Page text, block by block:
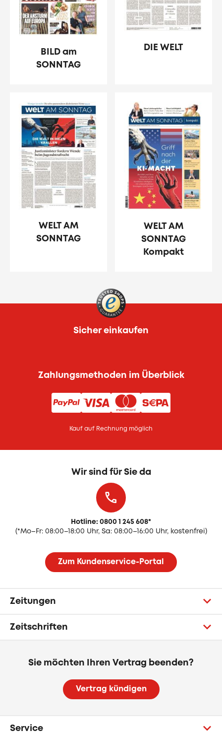
BILD am
SONNTAG
DIE WELT
WELT AM
SONNTAG
WELT AM
SONNTAG
Kompakt
Zahlungsmethoden im Überblick
Kauf auf Rechnung möglich
Sicher einkaufen
Wir sind für Sie da
Hotline: 0800 1 245 608*
(*Mo–Fr: 08:00–18:00 Uhr, Sa: 08:00–16:00 Uhr, kostenfrei)
Zum Kundenservice-Portal
Zeitungen
Zeitschriften
Sie möchten Ihren Vertrag beenden?
Vertrag kündigen
Service